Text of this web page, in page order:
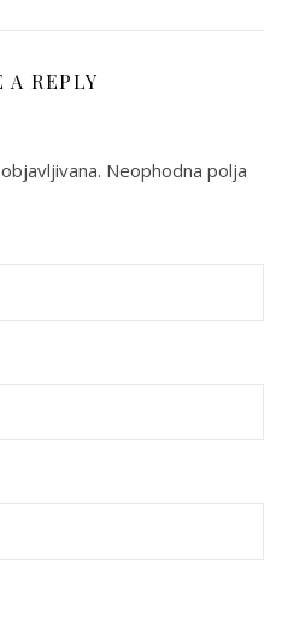
A REPLY
Neophodna polja